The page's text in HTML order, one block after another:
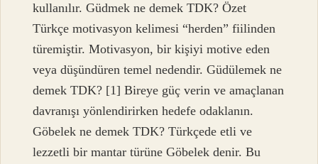
kullanılır. Güdmek ne demek TDK? Özet
Türkçe motivasyon kelimesi “herden” fiilinden
türemiştir. Motivasyon, bir kişiyi motive eden
veya düşündüren temel nedendir. Güdülemek ne
demek TDK? [1] Bireye güç verin ve amaçlanan
davranışı yönlendirirken hedefe odaklanın.
Göbelek ne demek TDK? Türkçede etli ve
lezzetli bir mantar türüne Göbelek denir. Bu